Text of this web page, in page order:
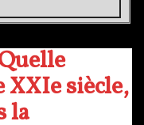
XXIe siècle,
la